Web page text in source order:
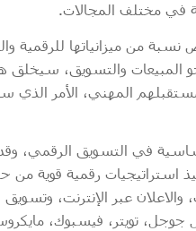
في مختلف المجالات.
من ميزانياتها للرقمية
المبيعات والتسويق، سيخلق
المهني، الأمر الذي
في التسويق الرقمي،
استراتيجيات رقمية قوية
عبر الإنترنت،
تويتر، فيسبوك،